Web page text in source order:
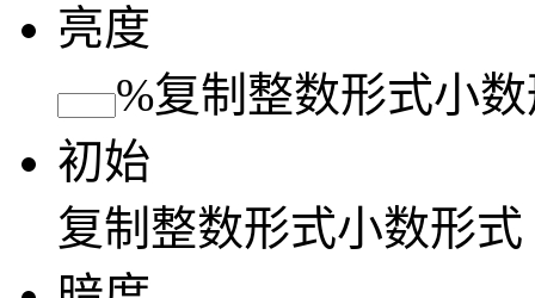
亮度
%复制 整数形式小
初始
复制 整数形式小数形式